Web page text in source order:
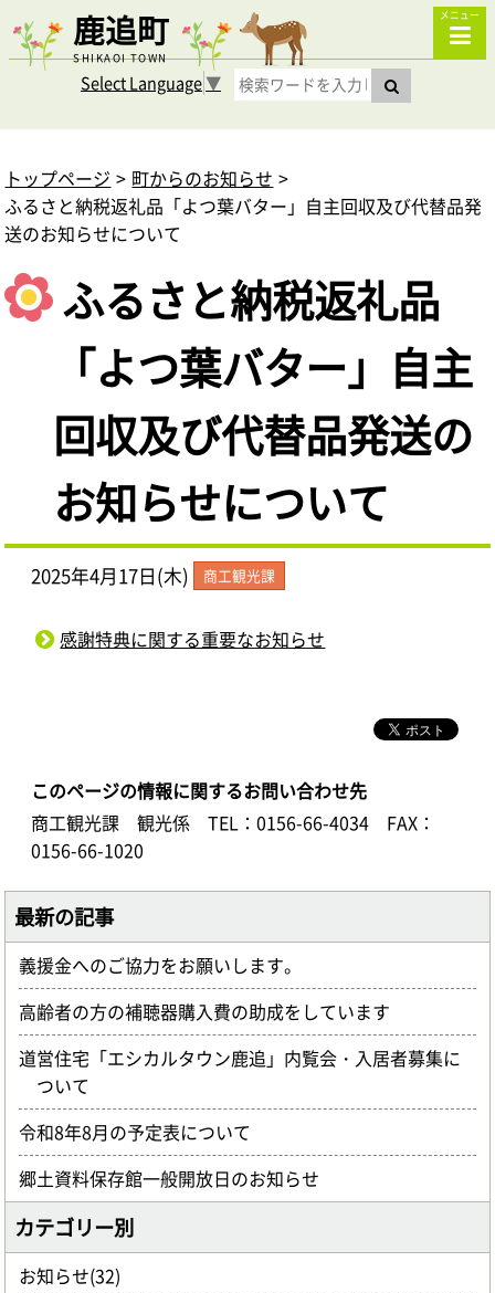
鹿追町
SHIKAOI TOWN
メニュー
Select Language▼
トップページ
町からのお知らせ
ふるさと納税返礼品「よつ葉バター」自主回収及び代替品発
送のお知らせについて
ふるさと納税返礼品
「よつ葉バター」自主
回収及び代替品発送の
お知らせについて
2025年4月17日(木) 商工観光課
感謝特典に関する重要なお知らせ
このページの情報に関するお問い合わせ先
商工観光課 観光係
TEL：0156-66-4034
FAX：
0156-66-1020
最新の記事
義援金へのご協力をお願いします。
高齢者の方の補聴器購入費の助成をしています
道営住宅「エシカルタウン鹿追」内覧会・入居者募集に
ついて
令和8年8月の予定表について
郷土資料保存館一般開放日のお知らせ
カテゴリー別
お知らせ(32)